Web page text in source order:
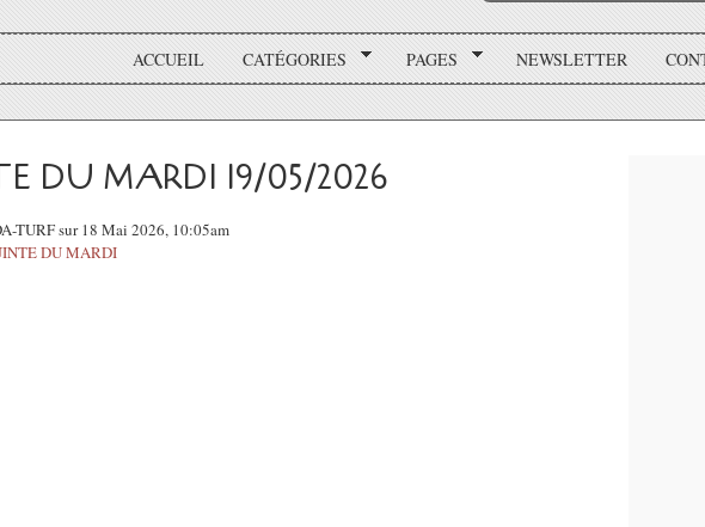
ACCUEIL CATÉGORIES PAGES NEWSLETTER
DU MARDI 19/05/2026
TURF sur 18 Mai 2026, 10:05am
DU MARDI